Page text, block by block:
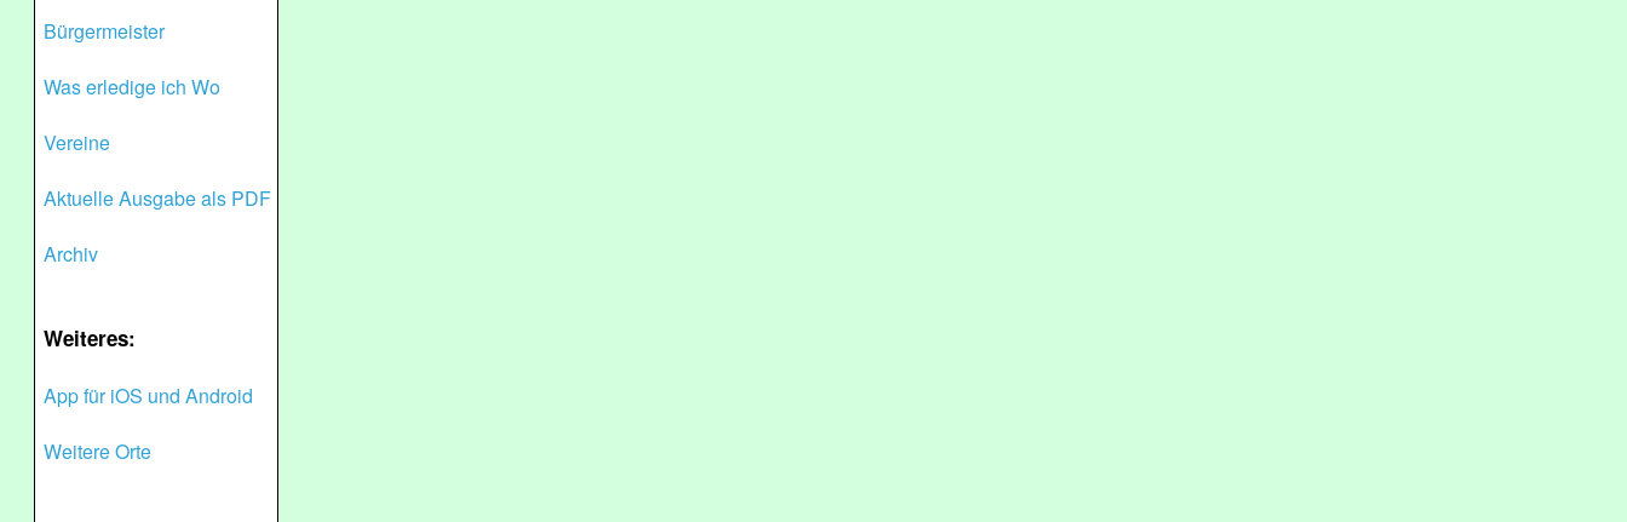
Bürgermeister
Was erledige ich Wo
Vereine
Aktuelle Ausgabe als PDF
Archiv
Weiteres:
App für iOS und Android
Weitere Orte